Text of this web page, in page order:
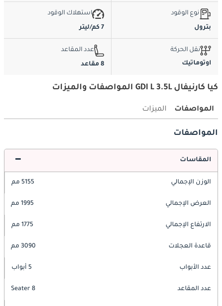
نوع الوقود
بترول
استهلاك الوقود
7 كم/ليتر
نقل الحركة
اوتوماتيك
عدد المقاعد
8 مقاعد
كيا كارنيفال GDI L 3.5L المواصفات والميزات
المواصفات الميزات
المواصفات
المقاسات
الوزن الإجمالي 5155 مم
العرض الإجمالي 1995 مم
الارتفاع الإجمالي 1775 مم
قاعدة العجلات 3090 مم
عدد الأبواب 5 أبواب
عدد المقاعد 8 Seater